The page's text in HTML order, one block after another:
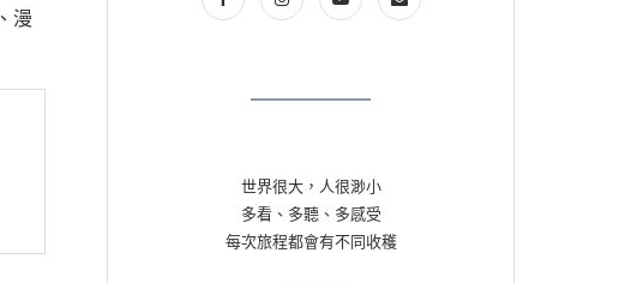
、漫
世界很大，人很渺小
多看、多聽、多感受
每次旅程都會有不同收穫